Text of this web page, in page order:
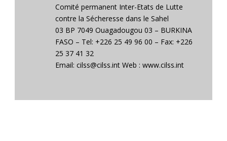
Comité permanent Inter-Etats de Lutte
contre la Sécheresse dans le Sahel
03 BP 7049 Ouagadougou 03 – BURKINA
FASO – Tel: +226 25 49 96 00 – Fax: +226
25 37 41 32
Email: cilss@cilss.int Web : www.cilss.int